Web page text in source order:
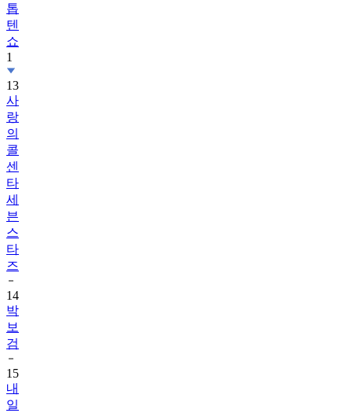
톱
텐
쇼
1
13
사
랑
의
콜
센
타
세
븐
스
타
즈
14
박
보
검
15
내
일